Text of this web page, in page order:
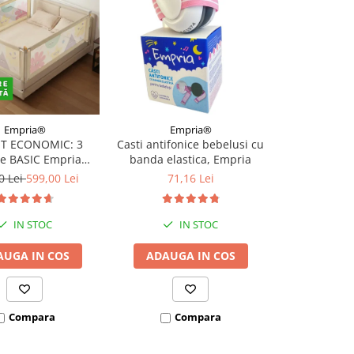
Empria®
ECONOMIC: 3
BASIC Empria
pat 180X200 cm +
Lei599,00 Lei
IN STOC
IN COS
Compara
Empria®
Casti antifonice bebelusi cu
banda elastica, Empria
71,16 Lei
IN STOC
ADAUGA IN COS
Compara